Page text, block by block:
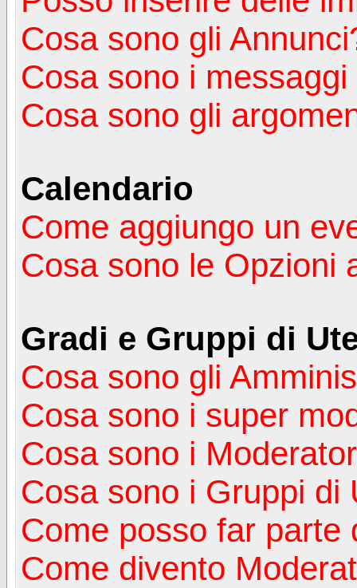
Cosa sono gli
Cosa sono i
Cosa sono gli
Calendario
Come aggiungo un
Cosa sono le Opzioni
Gradi e Gruppi di
Cosa sono gli
Cosa sono i super
Cosa sono i
Cosa sono i Gruppi di
Come posso far parte
Come divento